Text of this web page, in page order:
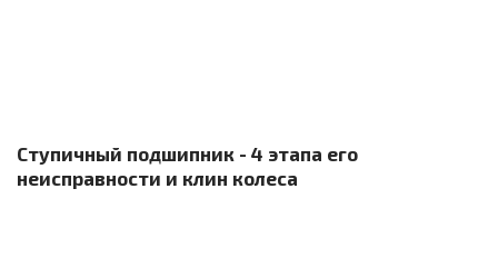
Ступичный подшипник - 4 этапа его
неисправности и клин колеса